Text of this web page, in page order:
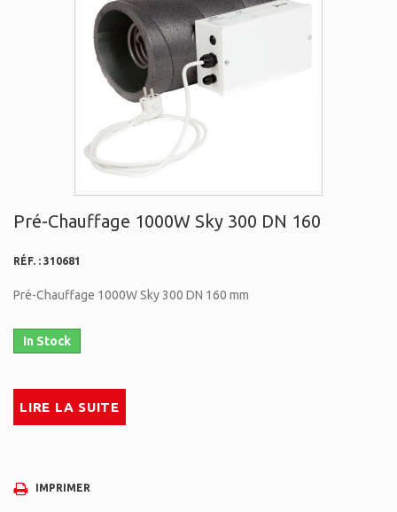
Pré-Chauffage 1000W Sky 300 DN 160
RÉF. : 310681
Pré-Chauffage 1000W Sky 300 DN 160 mm
In Stock
LIRE LA SUITE
IMPRIMER